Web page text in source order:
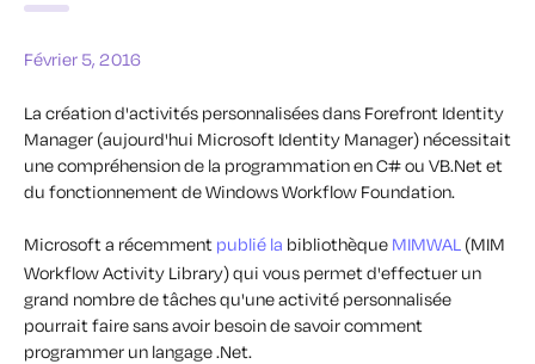
Février 5, 2016
La création d'activités personnalisées dans Forefront Identity
Manager (aujourd'hui Microsoft Identity Manager) nécessitait
une compréhension de la programmation en C# ou VB.Net et
du fonctionnement de Windows Workflow Foundation.
Microsoft a récemment publié la bibliothèque MIMWAL (MIM
Workflow Activity Library) qui vous permet d'effectuer un
grand nombre de tâches qu'une activité personnalisée
pourrait faire sans avoir besoin de savoir comment
programmer un langage .Net.